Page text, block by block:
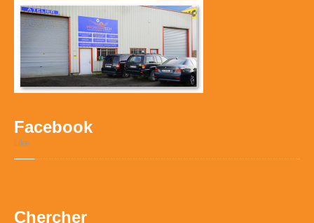
Facebook
Like
Chercher